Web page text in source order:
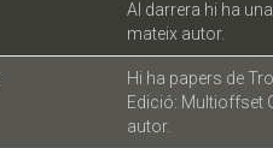
Al darrera hi ha
mateix autor.
Hi ha papers de
Edició: Multioffset
autor.